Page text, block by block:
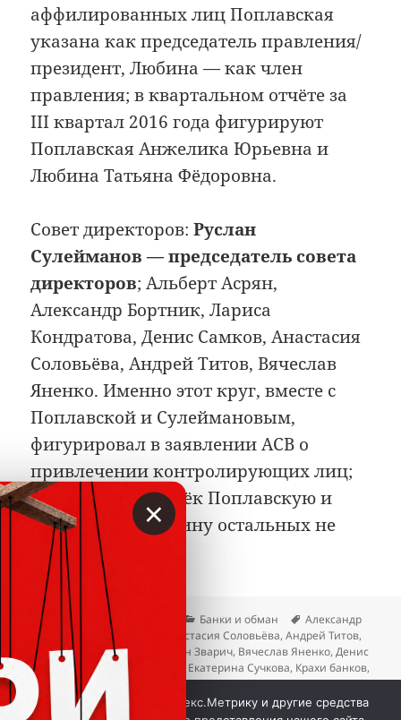
аффилированных лиц Поплавская
указана как председатель правления/
президент, Любина — как член
правления; в квартальном отчёте за
III квартал 2016 года фигурируют
Поплавская Анжелика Юрьевна и
Любина Татьяна Фёдоровна.
Совет директоров:Руслан
Сулейманов — председатель совета
директоров; Альберт Асрян,
Александр Бортник, Лариса
Кондратова, Денис Самков, Анастасия
Соловьёва, Андрей Титов, Вячеслав
Яненко. Именно этот круг, вместе с
Поплавской и Сулеймановым,
фигурировал в заявлении АСВ о
привлечении контролирующих лиц;
суд в итоге привлёк Поплавскую и
Сулейманова, а вину остальных не
доказал.
Опубликовано
03.07.2026 Рубрики
Банки и обман Метки
Александр
Бортник
Альберт Асрян Анастасия Соловьёва,Андрей Титов,
Анжелика Поплавская
Богдан Зварич, Вячеслав Яненко,Денис
Самков
,Дмитрий Клеточкин Екатерина Сучкова, Крахи банков,
Лариса Кондратова
Руслан Сулейманов,Светлана Гречаная,
Татьяна Любина
Добавить комментарийк записи
Мы используем куки, Яндекс.Метрику и другие средства
×